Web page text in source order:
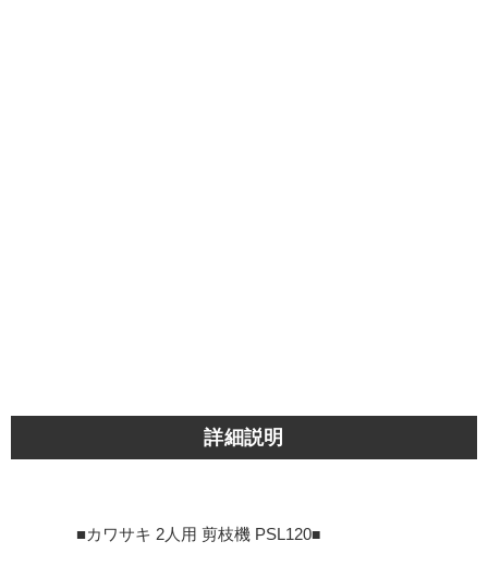
詳細説明
■カワサキ 2人用 剪枝機 PSL120■